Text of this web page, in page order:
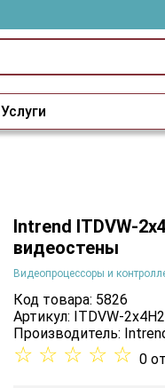
Услуги
Intrend ITDVW-
видеостены
Видеопроцессоры и
Код товара: 5826
Артикул: ITDVW-2x4H2
Производитель:
☆ ☆ ☆ ☆ ☆ 0